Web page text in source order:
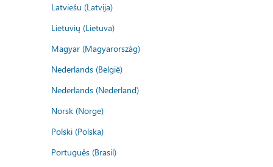
Latviešu (Latvija)
Lietuvių (Lietuva)
Magyar (Magyarország)
Nederlands (België)
Nederlands (Nederland)
Norsk (Norge)
Polski (Polska)
Português (Brasil)